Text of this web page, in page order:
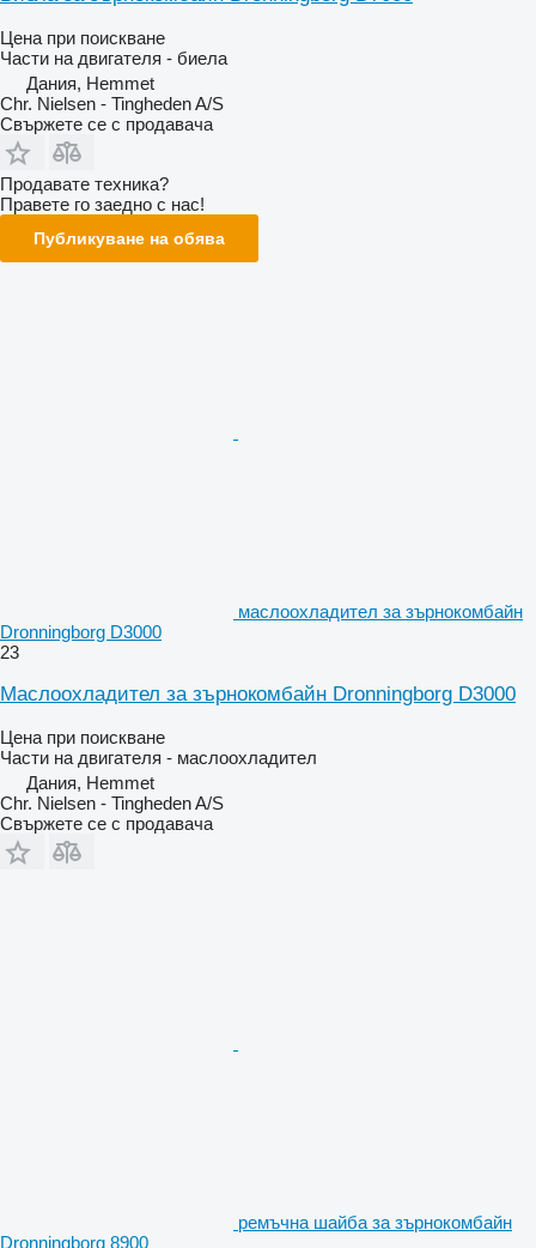
Цена при поискване
Части на двигателя - биела
Дания, Hemmet
Chr. Nielsen - Tingheden A/S
Свържете се с продавача
Продавате техника?
Правете го заедно с нас!
Публикуване на обява
маслоохладител за зърнокомбайн
Dronningborg D3000
23
Маслоохладител за зърнокомбайн Dronningborg D3000
Цена при поискване
Части на двигателя - маслоохладител
Дания, Hemmet
Chr. Nielsen - Tingheden A/S
Свържете се с продавача
ремъчна шайба за зърнокомбайн
Dronningborg 8900